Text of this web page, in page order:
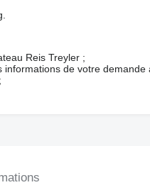
Reis Treyler ;
de votre demande